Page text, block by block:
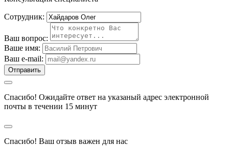
Сотрудник:
Ваш вопрос:
Ваше имя:
Ваш e-mail:
Отправить
Спасибо! Ожидайте ответ на указаный адрес электронной
почты в течении 15 минут
Спасибо! Ваш отзыв важен для нас